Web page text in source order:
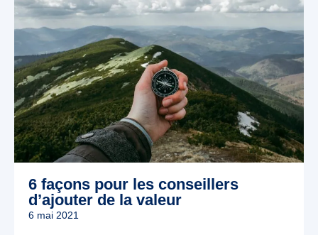
6 façons pour les conseillers
d’ajouter de la valeur
6 mai 2021